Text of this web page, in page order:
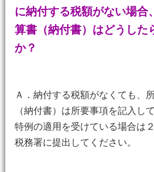
に納付する税額がない場合
算書（納付書）はどうした
か？
Ａ．納付する税額がなくても、
（納付書）は所要事項を記入し
特例の適用を受けている場合は
税務署に提出してください。